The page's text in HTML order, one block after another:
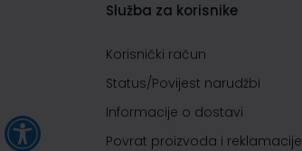
Služba za korisnike
Korisnički račun
Status/Povijest narudžbi
Informacije o dostavi
Povrat proizvoda i reklamacije